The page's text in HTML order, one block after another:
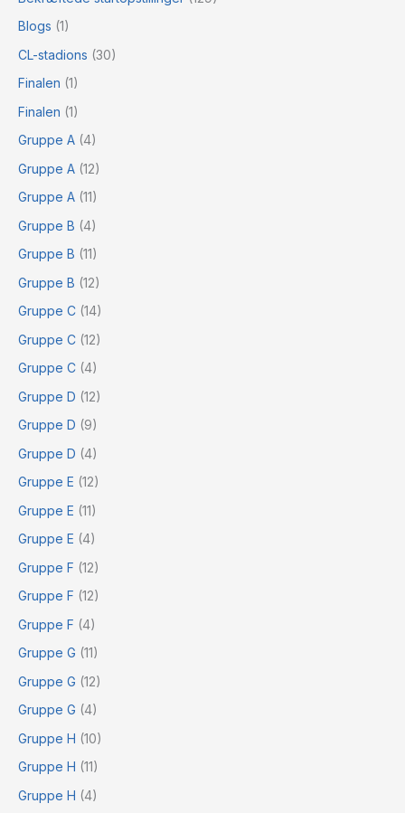
Blogs (1)
CL-stadions (30)
Finalen (1)
Finalen (1)
Gruppe A (4)
Gruppe A (12)
Gruppe A (11)
Gruppe B (4)
Gruppe B (11)
Gruppe B (12)
Gruppe C (14)
Gruppe C (12)
Gruppe C (4)
Gruppe D (12)
Gruppe D (9)
Gruppe D (4)
Gruppe E (12)
Gruppe E (11)
Gruppe E (4)
Gruppe F (12)
Gruppe F (12)
Gruppe F (4)
Gruppe G (11)
Gruppe G (12)
Gruppe G (4)
Gruppe H (10)
Gruppe H (11)
Gruppe H (4)